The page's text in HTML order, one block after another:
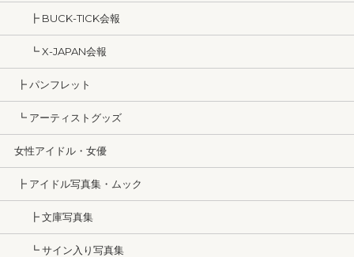
┣ BUCK-TICK会報
┗ X-JAPAN会報
┣ パンフレット
┗ アーティストグッズ
女性アイドル・女優
┣ アイドル写真集・ムック
┣ 文庫写真集
┗ サイン入り写真集